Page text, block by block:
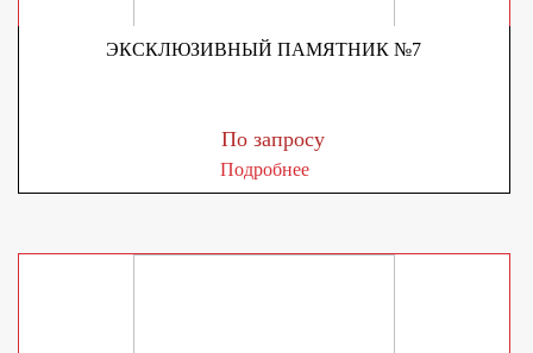
ЭКСКЛЮЗИВНЫЙ ПАМЯТНИК №7
По запросу
Подробнее